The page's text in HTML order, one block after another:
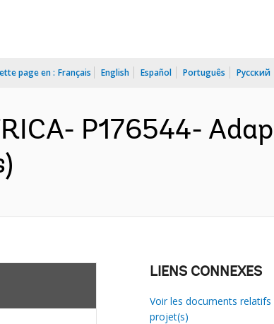
page en : Français English Español Português Русский
P176544-
LIENS CONNEXES
Voir les documents relatifs
projet(s)